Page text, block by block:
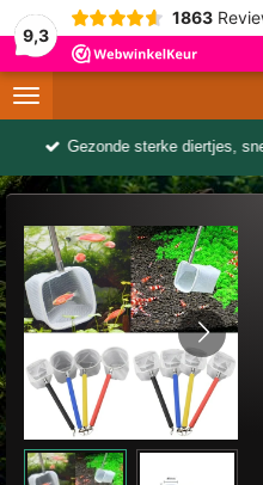
9,3
1863
Gezonde sterke diertjes,